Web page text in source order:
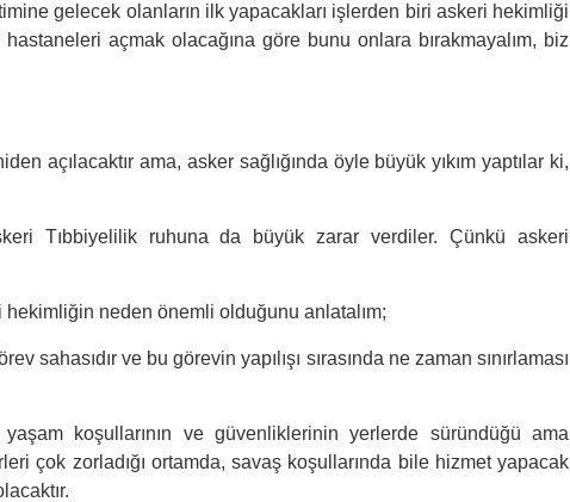
gelecek olanların ilk yapacakları işlerden biri askeri hekimliği
açmak olacağına göre bunu onlara bırakmayalım, biz
açılacaktır ama, asker sağlığında öyle büyük yıkım yaptılar ki,
Tıbbiyelilik ruhuna da büyük zarar verdiler. Çünkü askeri
hekimliğin neden önemli olduğunu anlatalım;
sahasıdır ve bu görevin yapılışı sırasında ne zaman sınırlaması
koşullarının ve güvenliklerinin yerlerde süründüğü ama
çok zorladığı ortamda, savaş koşullarında bile hizmet yapacak